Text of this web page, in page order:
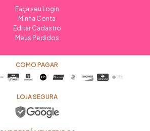
Faça seu Login
Minha Conta
Editar Cadastro
Meus Pedidos
COMO PAGAR
LOJA SEGURA